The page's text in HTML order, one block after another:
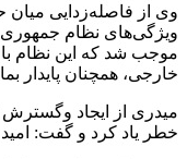
وی از فاصله‌زدایی میان
ویژگی‌های نظام
موجب شد که این نظام
خارجی، همچنان پایدار
میدری از ایجاد وگسترش
خطر یاد کرد و گفت: امید